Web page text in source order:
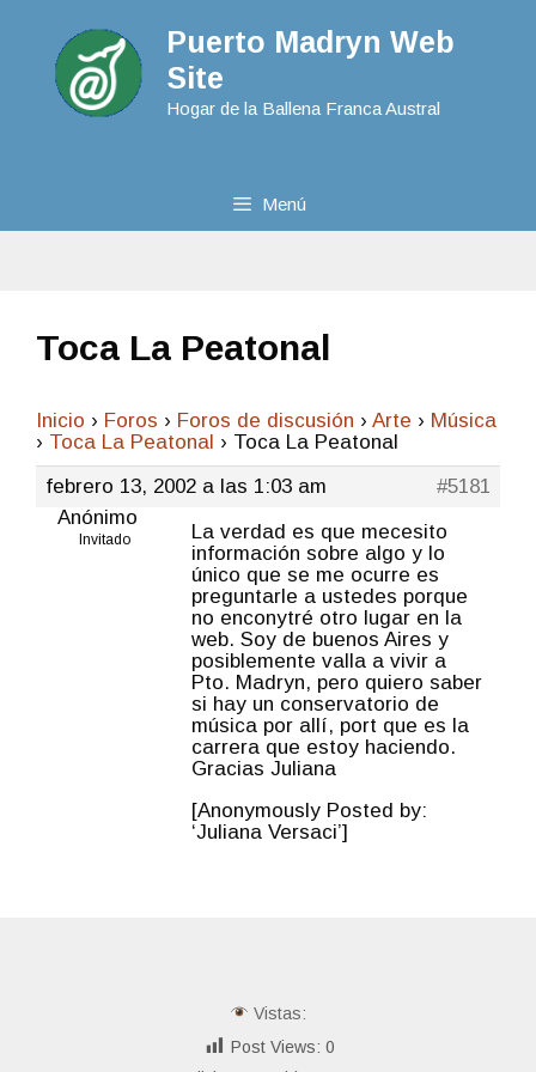
Puerto Madryn Web
Site
Hogar de la Ballena Franca Austral
Menú
Toca La Peatonal
Inicio › Foros › Foros de discusión › Arte › Música
› Toca La Peatonal › Toca La Peatonal
febrero 13, 2002 a las 1:03 am
#5181
Anónimo
Invitado
La verdad es que mecesito
información sobre algo y lo
único que se me ocurre es
preguntarle a ustedes porque
no enconytré otro lugar en la
web. Soy de buenos Aires y
posiblemente valla a vivir a
Pto. Madryn, pero quiero saber
si hay un conservatorio de
música por allí, port que es la
carrera que estoy haciendo.
Gracias Juliana
[Anonymously Posted by:
‘Juliana Versaci’]
Vistas:
Post Views: 0